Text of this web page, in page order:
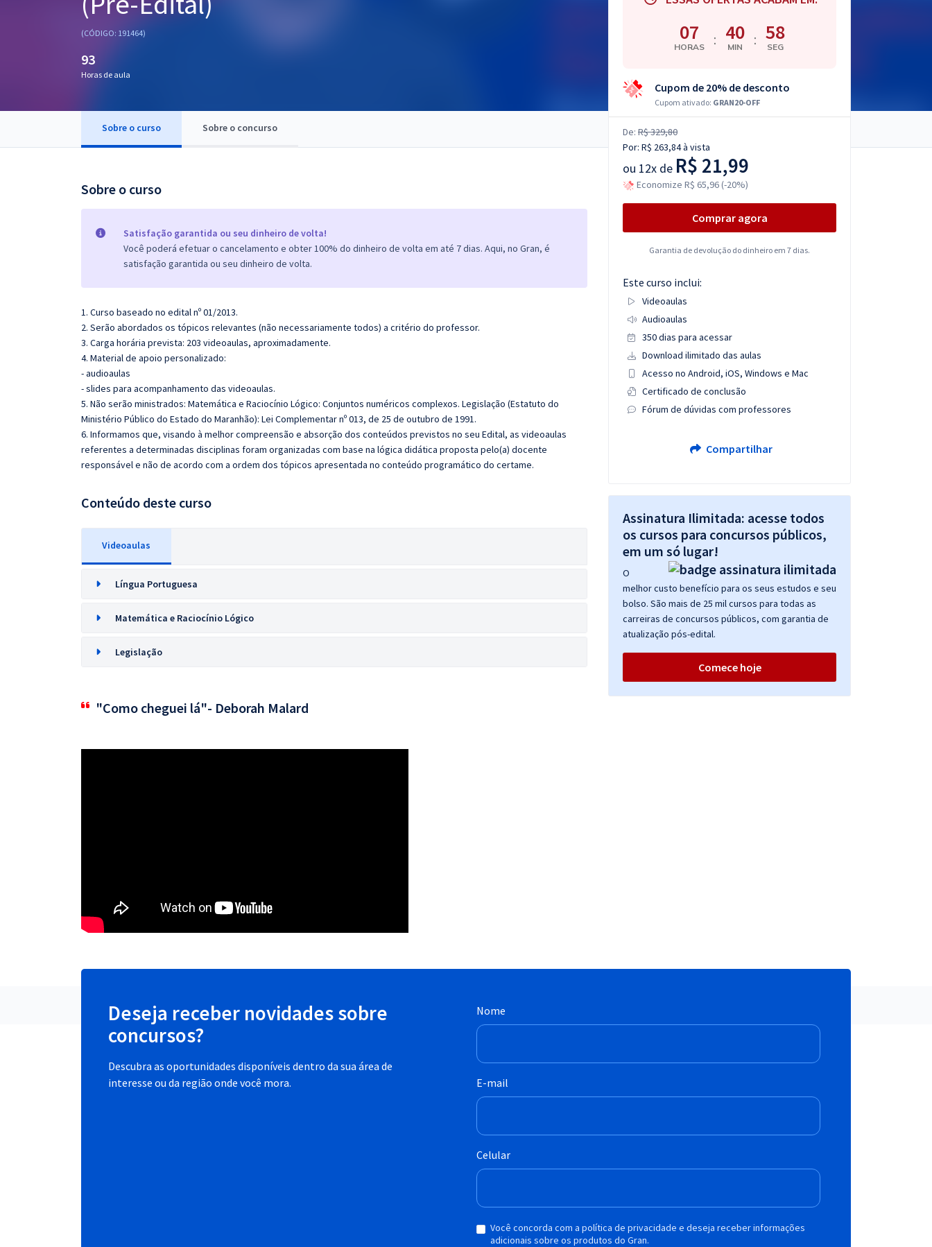
Questões grátis
(CÓDIGO: 191464)
93
Horas de aula
Sobre o curso Sobre o concurso
Sobre o curso
Satisfação garantida ou seu dinheiro de volta!
Você poderá efetuar o cancelamento e obter 100% do dinheiro de volta em até 7 dias. Aqui, no Gran, é
satisfação garantida ou seu dinheiro de volta.
1. Curso baseado no edital nº 01/2013.
2. Serão abordados os tópicos relevantes (não necessariamente todos) a critério do professor.
3. Carga horária prevista: 203 videoaulas, aproximadamente.
4. Material de apoio personalizado:
- audioaulas
- slides para acompanhamento das videoaulas.
5. Não serão ministrados: Matemática e Raciocínio Lógico: Conjuntos numéricos complexos. Legislação (Estatuto do
Ministério Público do Estado do Maranhão): Lei Complementar nº 013, de 25 de outubro de 1991.
6. Informamos que, visando à melhor compreensão e absorção dos conteúdos previstos no seu Edital, as videoaulas
referentes a determinadas disciplinas foram organizadas com base na lógica didática proposta pelo(a) docente
responsável e não de acordo com a ordem dos tópicos apresentada no conteúdo programático do certame.
Conteúdo deste curso
Videoaulas
Língua Portuguesa
Matemática e Raciocínio Lógico
Legislação
"Como cheguei lá"- Deborah Malard
07
HORAS : 40
MIN : 57
SEG
Cupom de 20% de desconto
Cupom ativado: GRAN20-OFF
De: R$ 329,80
Por: R$ 263,84à vista
ou 12x de R$ 21,99
Economize R$ 65,96 (-20%)
Comprar agora
Garantia de devolução do dinheiro em 7 dias.
Este curso inclui:
Videoaulas
Audioaulas
350 dias para acessar
Download ilimitado das aulas
Acesso no Android, iOS, Windows e Mac
Certificado de conclusão
Fórum de dúvidas com professores
Compartilhar
Assinatura Ilimitada: acesse todos
os cursos para concursos públicos,
em um só lugar!
O
melhor custo benefício para os seus estudos e seu
bolso. São mais de 25 mil cursos para todas as
carreiras de concursos públicos, com garantia de
atualização pós-edital.
Comece hoje
Deseja receber novidades sobre
concursos?
Descubra as oportunidades disponíveis dentro da sua área de
interesse ou da região onde você mora.
Nome
E-mail
Celular
Você concorda com a política de privacidade e deseja receber informações
adicionais sobre os produtos do Gran.